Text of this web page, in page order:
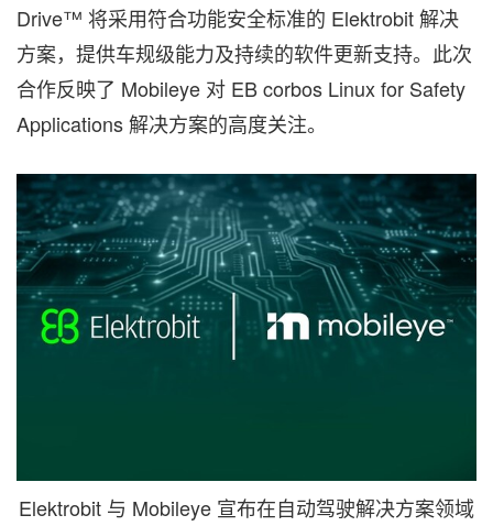
Drive™ 将采用符合功能安全标准的 Elektrobit 解决
方案，提供车规级能力及持续的软件更新支持。此次
合作反映了 Mobileye 对 EB corbos Linux for Safety
Applications 解决方案的高度关注。
Elektrobit 与 Mobileye 宣布在自动驾驶解决方案领域